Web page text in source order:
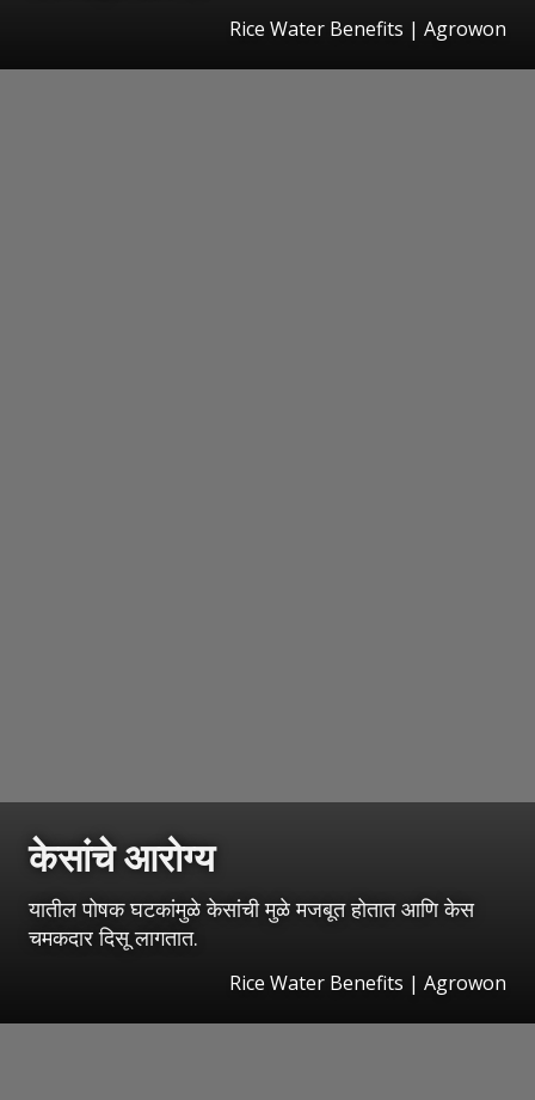
Rice Water Benefits | Agrowon
केसांचे आरोग्य
यातील पोषक घटकांमुळे केसांची मुळे मजबूत होतात आणि केस
चमकदार दिसू लागतात.
Rice Water Benefits | Agrowon